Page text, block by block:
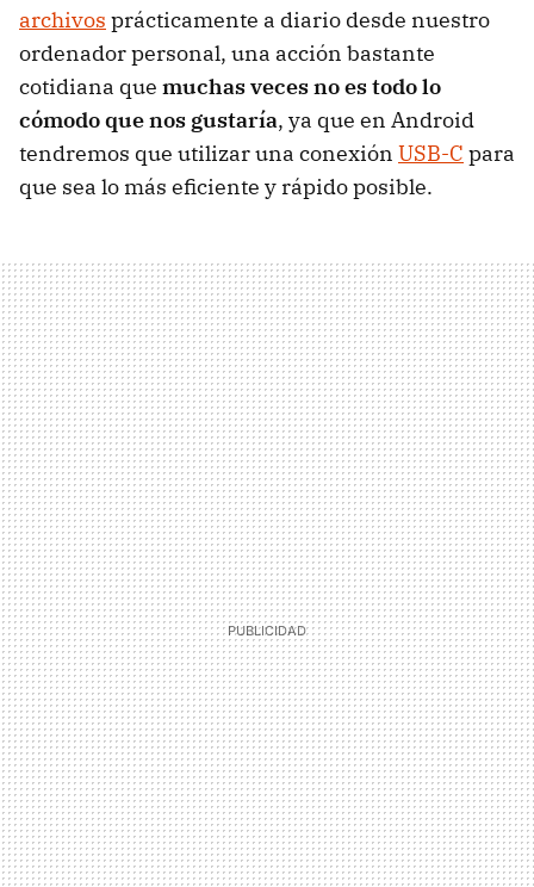
archivos prácticamente a diario desde nuestro
ordenador personal, una acción bastante
cotidiana que muchas veces no es todo lo
cómodo que nos gustaría, ya que en Android
tendremos que utilizar una conexión USB-C para
que sea lo más eficiente y rápido posible.